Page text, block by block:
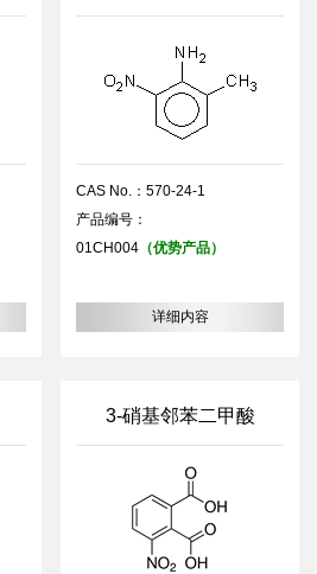
CAS No.：570-24-1
产品编号：
01CH004（优势产品）
详细内容
3-硝基邻苯二甲酸